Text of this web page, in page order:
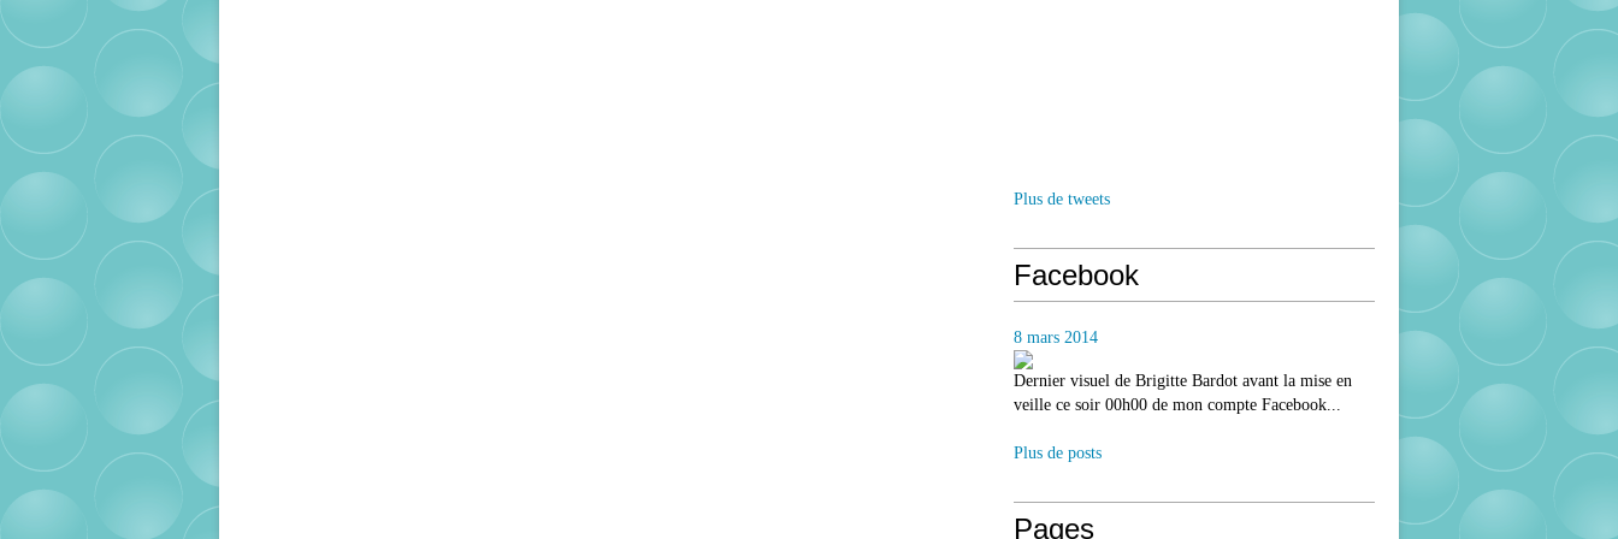
Plus de tweets
Facebook
8 mars 2014
Dernier visuel de Brigitte Bardot avant la mise en
veille ce soir 00h00 de mon compte Facebook...
Plus de posts
Pages